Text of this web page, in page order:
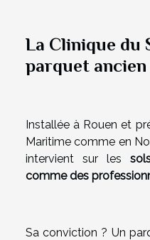
La Clinique du
parquet ancien
Installée à Rouen et
Maritime comme en
intervient sur les
comme des
Sa conviction ? Un